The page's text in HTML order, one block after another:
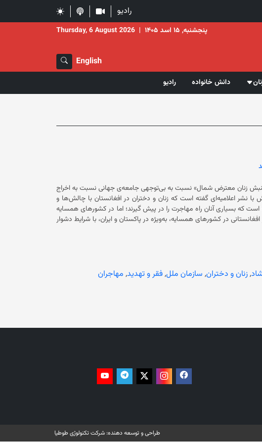
رادیو
پنجشنبه, ۱۵ اسد ۱۴۰۵ |
Thursday, 6 August 2026
English
دانش خانواده رادیو
«جنبش زنان معترض شمال» نسبت به بی‌توجهی جامعه‌ی جهانی نسبت به اخراج
آسیب‌پذیر و زنان انتقاد کرده است. این جنبش با نشر اعلامیه‌ای گفته است که زنان و دختران در افغانستان با چالش‌ها و
که بسیاری آنان راه مهاجرت را در پیش گیرند؛ اما در کشورهای همسایه
که زنان مهاجر افغانستانی در کشورهای همسایه، به‌ویژه در پاکستان و ایران، با شرایط دشوار
جنبش هشدار می‌دهد که اخراج اجباری مهاجران افغانستانی بدون درنظرگرفتن وضعیت انسانی آنان،,زنان و دختران, سازمان ملل,فقر و تهدید, مهاجران
طراحی و توسعه دهنده: شرکت تکنولوژی طوطیا